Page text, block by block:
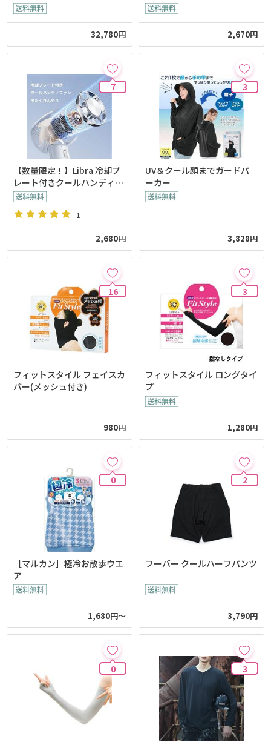
32,780円 2,670円
7
【数量限定！】Libra 冷却プ
レート付きクールハンディフ
ァン
1
2,680円
3
UV＆クール顔までガードパ
ーカー
3,828円
16
フィットスタイル フェイスカ
バー(メッシュ付き)
980円
3
フィットスタイル ロングタイ
プ
1,280円
0
［マルカン］極冷お散歩ウエ
ア
1,680円～
2
フーバー クールハーフパンツ
3,790円
0 3